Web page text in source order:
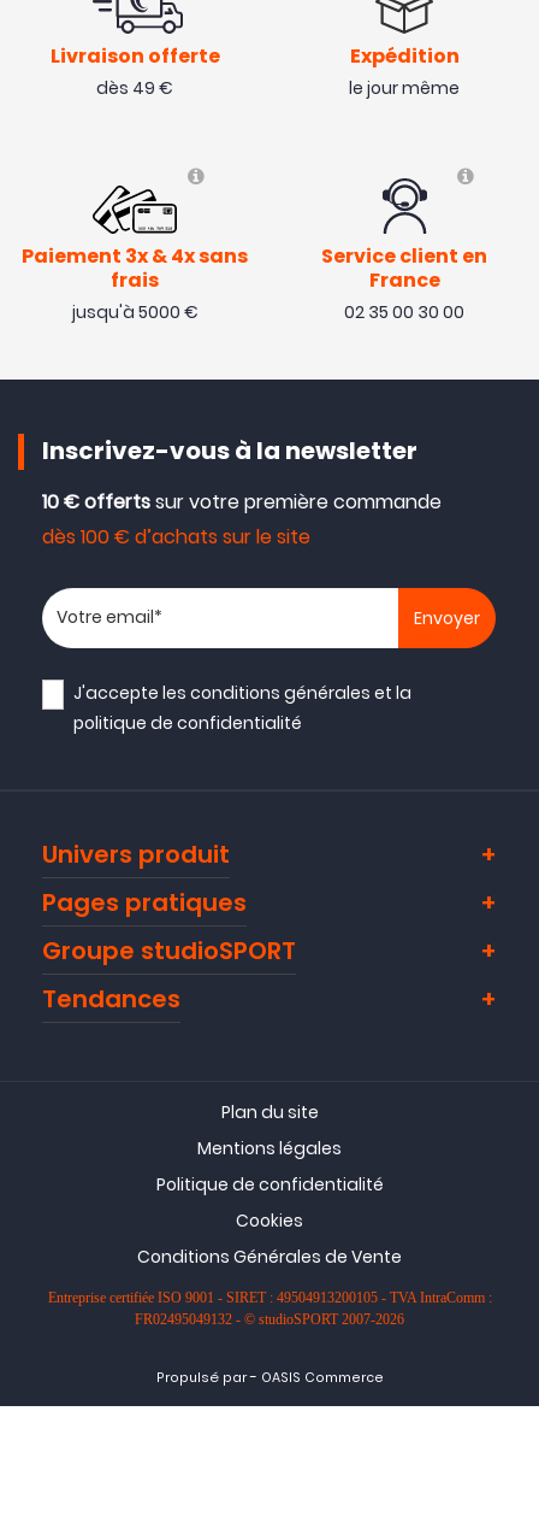
Livraison offerte
dès 49 €
Expédition
le jour même
Paiement 3x & 4x sans
frais
jusqu'à 5000 €
Service client en
France
02 35 00 30 00
Inscrivez-vous à la newsletter
10 € offertssur votre première commande
dès 100 € d’achats sur le site
Votre adresse email
J'accepte lesconditions générales et la
politique de confidentialité
Univers produit
Pages pratiques
Groupe studioSPORT
Tendances
Plan du site
Mentions légales
Politique de confidentialité
Cookies
Conditions Générales de Vente
Entreprise certifiée ISO 9001 - SIRET : 49504913200105 - TVA IntraComm :
FR02495049132 - © studioSPORT 2007-2026
Propulsé par- OASIS Commerce